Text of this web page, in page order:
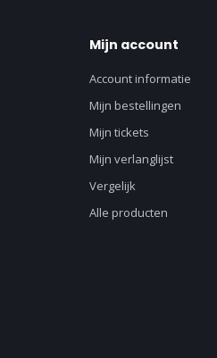
Mijn account
Account informatie
Mijn bestellingen
Mijn tickets
Mijn verlanglijst
Vergelijk
Alle producten